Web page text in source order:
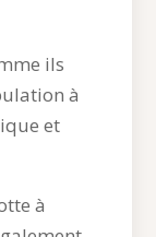
ils
à
et
à